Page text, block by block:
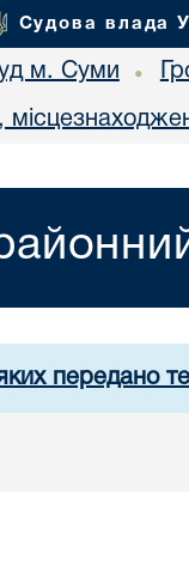
Судова влада
м. Суми •
передано